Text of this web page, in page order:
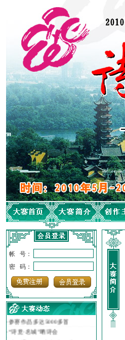
帐 号：
密 码：
诗意名城·获奖名单
【诗意·名城】地铁展示作...
· 诗意名城·地铁时间
·地铁完美呈现【诗意·名城...
参赛作品多达5000多首
“诗意·名城”晒诗会
·特别通知--致广大诗词爱好...